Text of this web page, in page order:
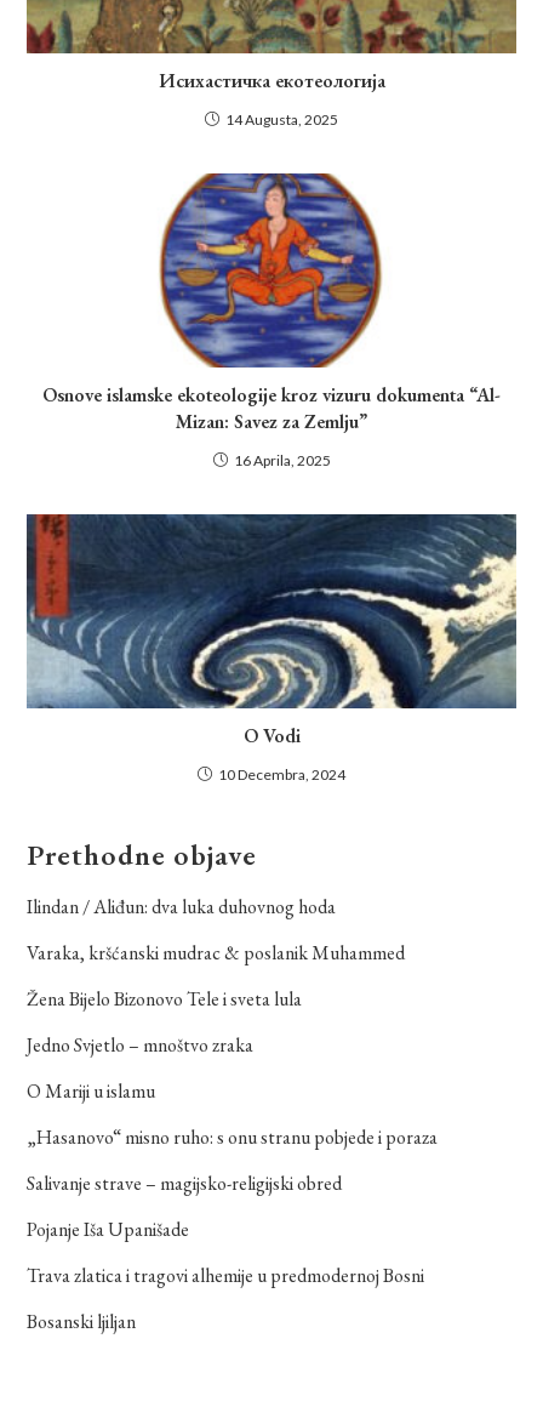
Исихастичка екотеологија
14 Augusta, 2025
Osnove islamske ekoteologije kroz vizuru dokumenta “Al-
Mizan: Savez za Zemlju”
16 Aprila, 2025
O Vodi
10 Decembra, 2024
Prethodne objave
Ilindan / Aliđun: dva luka duhovnog hoda
Varaka, kršćanski mudrac & poslanik Muhammed
Žena Bijelo Bizonovo Tele i sveta lula
Jedno Svjetlo – mnoštvo zraka
O Mariji u islamu
„Hasanovo“ misno ruho: s onu stranu pobjede i poraza
Salivanje strave – magijsko-religijski obred
Pojanje Iša Upanišade
Trava zlatica i tragovi alhemije u predmodernoj Bosni
Bosanski ljiljan